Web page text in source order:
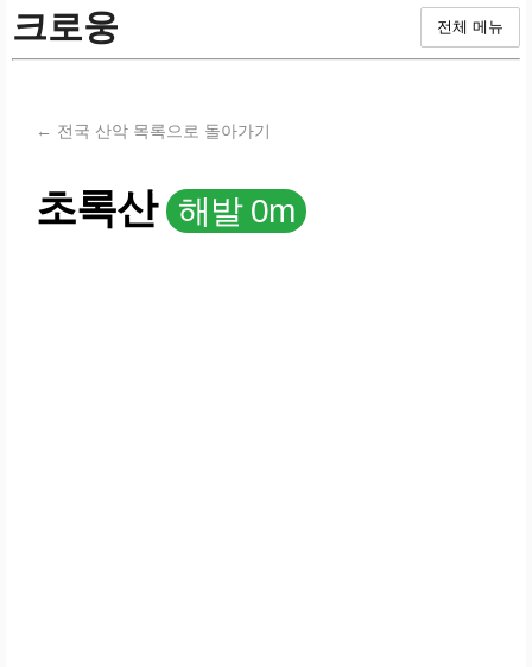
크로웅 전체 메뉴
← 전국 산악 목록으로 돌아가기
초록산 해발 0m